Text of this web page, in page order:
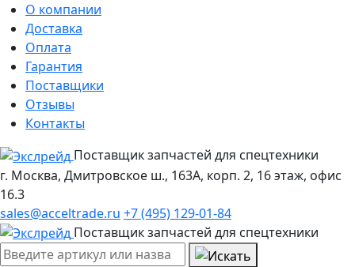
О компании
Доставка
Оплата
Гарантия
Поставщики
Отзывы
Контакты
Поставщик запчастей для спецтехники
г. Москва, Дмитровское ш., 163А, корп. 2, 16 этаж, офис
16.3
sales@acceltrade.ru +7 (495) 129-01-84
Поставщик запчастей для спецтехники